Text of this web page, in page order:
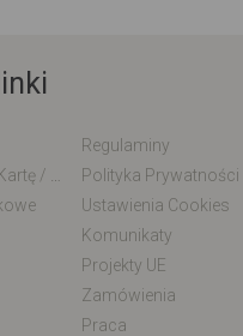
Regulaminy
Polityka Prywatności
Ustawienia Cookies
Komunikaty
Projekty UE
Zamówienia
Praca